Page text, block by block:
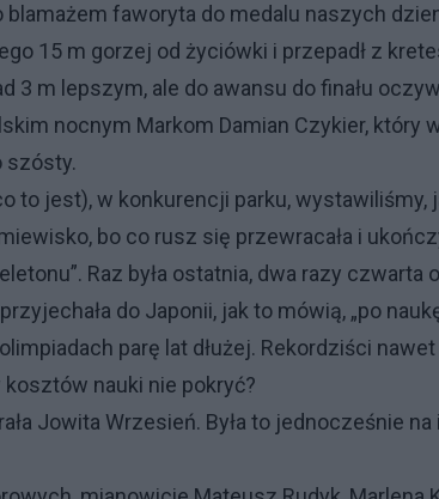
faworyta do medalu naszych
15 m gorzej od życiówki i przepadł z
3 m lepszym, ale do awansu do finału
nocnym Markom Damian Czykier, który
szósty.
to jest), w konkurencji parku, wystawiliśmy,
bo co rusz się przewracała i
Raz była ostatnia, dwa razy czwarta
do Japonii, jak to mówią, „po
parę lat dłużej. Rekordziści
nauki nie pokryć?
Jowita Wrzesień. Była to jednocześnie